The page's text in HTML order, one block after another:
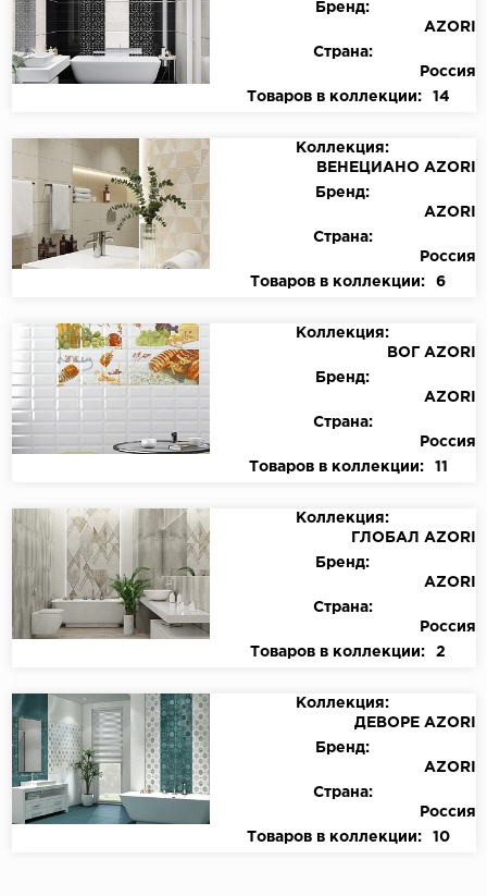
Бренд:
AZORI
Страна:
Россия
Товаров в коллекции:
14
Коллекция:
ВЕНЕЦИАНО AZORI
Бренд:
AZORI
Страна:
Россия
Товаров в коллекции:
6
Коллекция:
ВОГ AZORI
Бренд:
AZORI
Страна:
Россия
Товаров в коллекции:
11
Коллекция:
ГЛОБАЛ AZORI
Бренд:
AZORI
Страна:
Россия
Товаров в коллекции:
2
Коллекция:
ДЕВОРЕ AZORI
Бренд:
AZORI
Страна:
Россия
Товаров в коллекции:
10